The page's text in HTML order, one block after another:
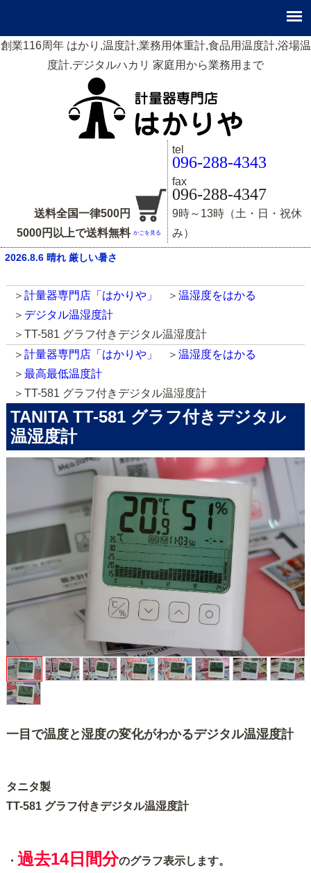
創業116周年 はかり,温度計,業務用体重計,食品用温度計,浴場温
度計.デジタルハカリ 家庭用から業務用まで
送料全国一律500円
5000円以上で送料無料 かごを見る
tel
096-288-4343
fax
096-288-4347
9時～13時（土・日・祝休
み）
2026.8.6 晴れ 厳しい暑さ
計量器専門店「はかりや」
温湿度をはかる
デジタル温湿度計
TT-581 グラフ付きデジタル温湿度計
計量器専門店「はかりや」
温湿度をはかる
最高最低温度計
TT-581 グラフ付きデジタル温湿度計
TANITA TT-581 グラフ付きデジタル
温湿度計
一目で温度と湿度の変化がわかるデジタル温湿度計
タニタ製
TT-581 グラフ付きデジタル温湿度計
・ 過去14日間分のグラフ表示します。